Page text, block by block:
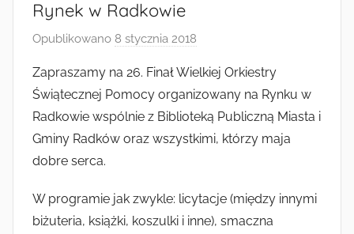
Rynek w Radkowie
Opublikowano 8 stycznia 2018
z
e
z
a
i
n
Zapraszamy na 26. Finał Wielkiej Orkiestry
Świątecznej Pomocy organizowany na Rynku w
Radkowie wspólnie z Biblioteką Publiczną Miasta i
Gminy Radków oraz wszystkimi, którzy maja
dobre serca.
W programie jak zwykle: licytacje (między innymi
biżuteria, książki, koszulki i inne), smaczna